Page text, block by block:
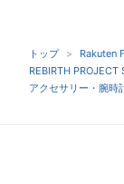
トップ
Rakuten
REBIRTH
アクセサリー・腕時